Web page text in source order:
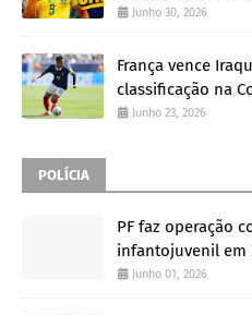
Junho 30, 2026
França vence
classificação na
Junho 23, 2026
POLÍCIA
PF faz operação
infantojuvenil em
Junho 01, 2026